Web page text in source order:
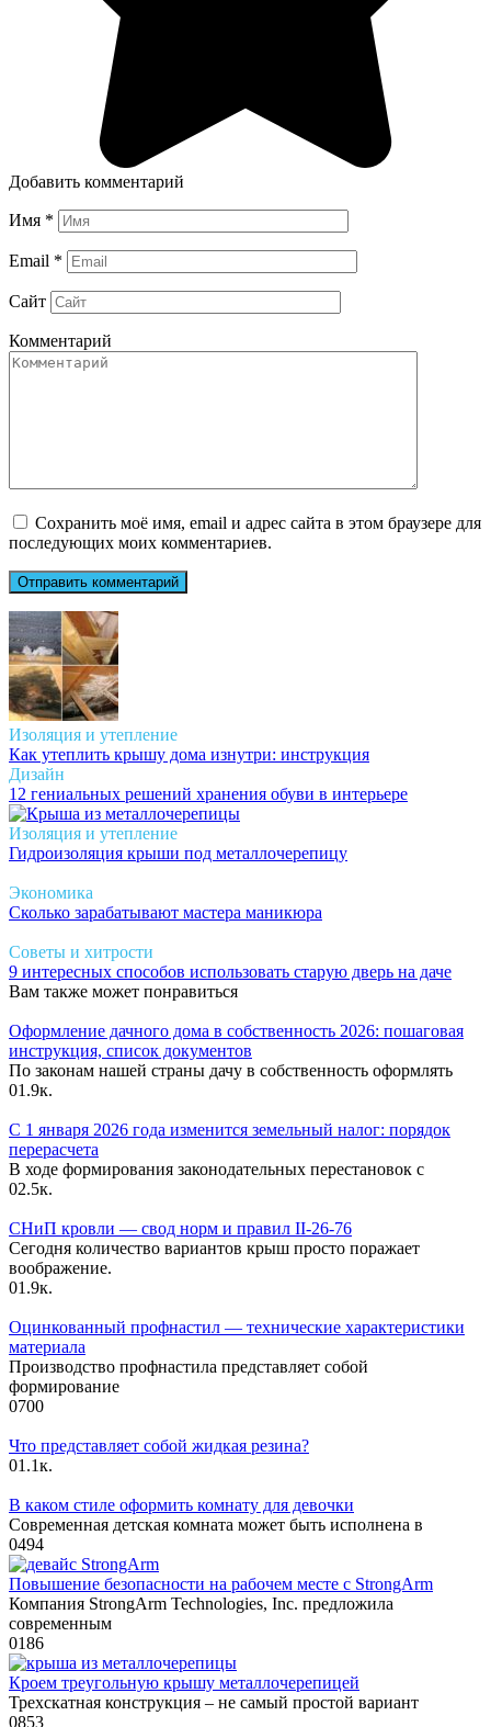
Добавить комментарий
Имя *
Email *
Сайт
Комментарий
Сохранить моё имя, email и адрес сайта в этом браузере для
последующих моих комментариев.
Изоляция и утепление
Как утеплить крышу дома изнутри: инструкция
Дизайн
12 гениальных решений хранения обуви в интерьере
Изоляция и утепление
Гидроизоляция крыши под металлочерепицу
Экономика
Сколько зарабатывают мастера маникюра
Советы и хитрости
9 интересных способов использовать старую дверь на даче
Вам также может понравиться
Оформление дачного дома в собственность 2026: пошаговая
инструкция, список документов
По законам нашей страны дачу в собственность оформлять
01.9к.
С 1 января 2026 года изменится земельный налог: порядок
перерасчета
В ходе формирования законодательных перестановок с
02.5к.
СНиП кровли — свод норм и правил II-26-76
Сегодня количество вариантов крыш просто поражает
воображение.
01.9к.
Оцинкованный профнастил — технические характеристики
материала
Производство профнастила представляет собой
формирование
0700
Что представляет собой жидкая резина?
01.1к.
В каком стиле оформить комнату для девочки
Современная детская комната может быть исполнена в
0494
Повышение безопасности на рабочем месте с StrongArm
Компания StrongArm Technologies, Inc. предложила
современным
0186
Кроем треугольную крышу металлочерепицей
Трехскатная конструкция – не самый простой вариант
0853